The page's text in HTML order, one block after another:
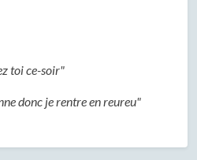
toi ce-soir"
donc je rentre en reureu"